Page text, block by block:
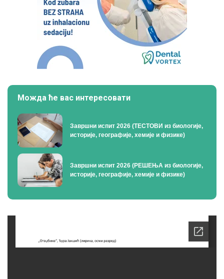
Можда ће вас интересовати
Завршни испит 2026 (ТЕСТОВИ из биологије,
историје, географије, хемије и физике)
Завршни испит 2026 (РЕШЕЊА из биологије,
историје, географије, хемије и физике)